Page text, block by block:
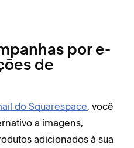
por e-
de
do Squarespace, você
a imagens,
adicionados à sua